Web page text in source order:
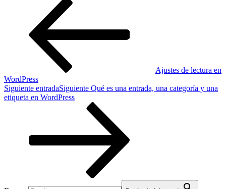
Ajustes de lectura en
WordPress
Siguiente entradaSiguiente Qué es una entrada, una categoría y una
etiqueta en WordPress